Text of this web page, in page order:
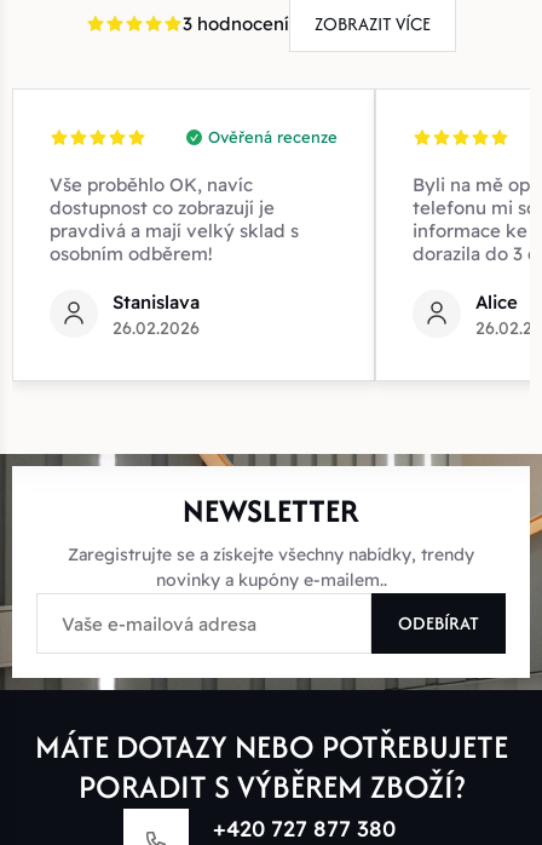
3 hodnocení ZOBRAZIT VÍCE
Ověřená recenze
Vše proběhlo OK, navíc
dostupnost co zobrazují je
pravdivá a mají velký sklad s
osobním odběrem!
Stanislava
26.02.2026
Byli na mě
telefonu mi
informace ke
dorazila do 3
Alice
NEWSLETTER
Zaregistrujte se a získejte všechny nabídky, trendy
novinky a kupóny e-mailem..
ODEBÍRAT
MÁTE DOTAZY NEBO POTŘEBUJETE
PORADIT S VÝBĚREM ZBOŽÍ?
+420 727 877 380